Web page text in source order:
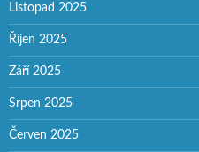
Listopad 2025
Říjen 2025
Září 2025
Srpen 2025
Červen 2025